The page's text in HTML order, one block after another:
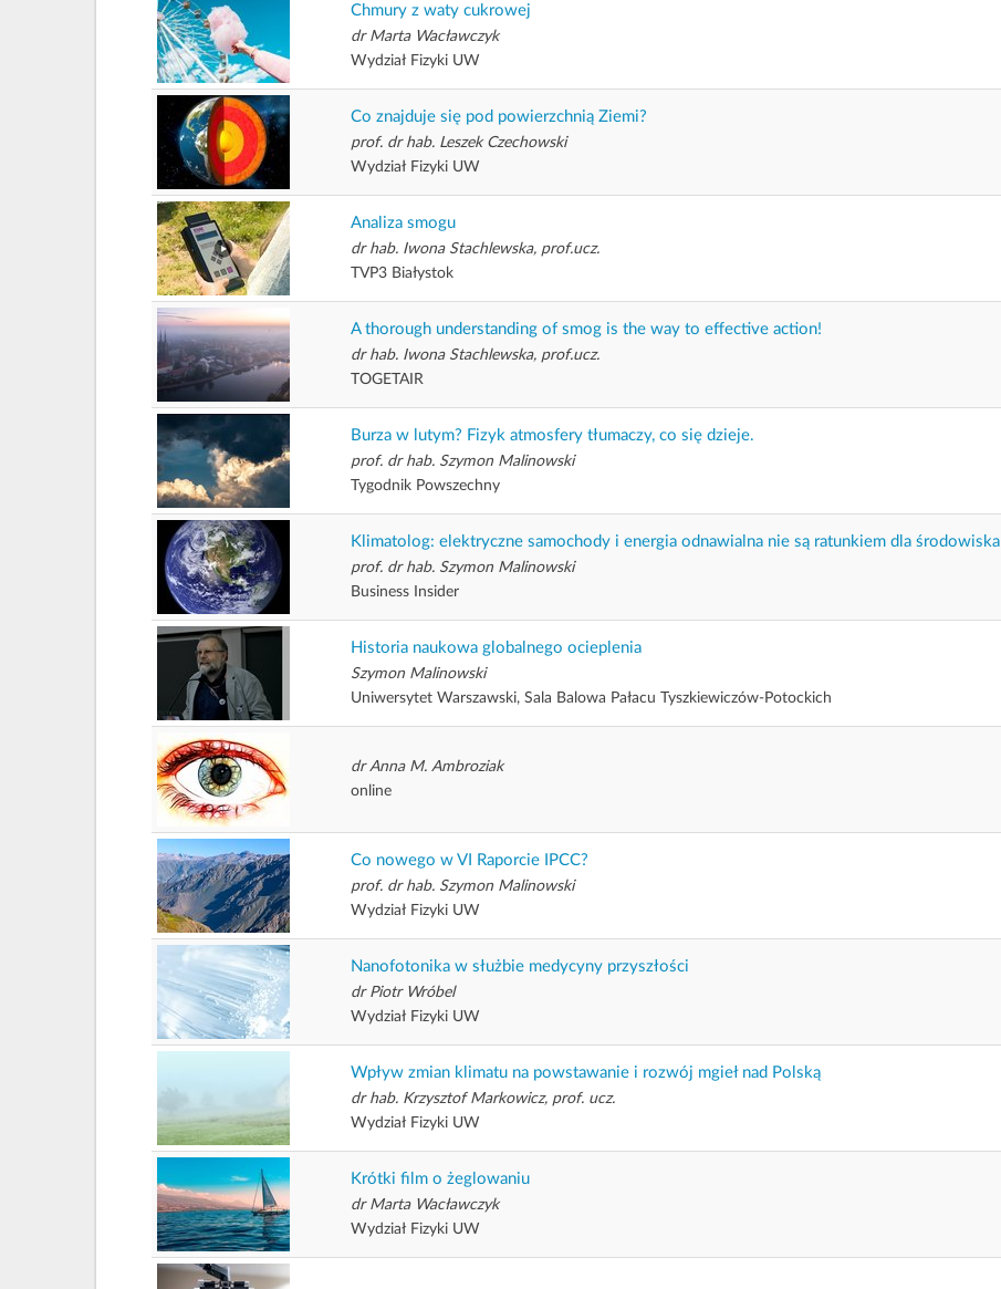
Chmury z waty cukrowej
dr Marta Wacławczyk
Wydział Fizyki UW
Co znajduje się pod powierzchnią Ziemi?
prof. dr hab. Leszek Czechowski
Wydział Fizyki UW
Analiza smogu
dr hab. Iwona Stachlewska, prof.ucz.
TVP3 Białystok
A thorough understanding of smog is the way to effective action!
dr hab. Iwona Stachlewska, prof.ucz.
TOGETAIR
Burza w lutym? Fizyk atmosfery tłumaczy, co się dzieje.
prof. dr hab. Szymon Malinowski
Tygodnik Powszechny
Klimatolog: elektryczne samochody i energia odnawialna nie są ratunkiem dla środowiska
prof. dr hab. Szymon Malinowski
Business Insider
Historia naukowa globalnego ocieplenia
Szymon Malinowski
Uniwersytet Warszawski, Sala Balowa Pałacu Tyszkiewiczów-Potockich
dr Anna M. Ambroziak
online
Co nowego w VI Raporcie IPCC?
prof. dr hab. Szymon Malinowski
Wydział Fizyki UW
Nanofotonika w służbie medycyny przyszłości
dr Piotr Wróbel
Wydział Fizyki UW
Wpływ zmian klimatu na powstawanie i rozwój mgieł nad Polską
dr hab. Krzysztof Markowicz, prof. ucz.
Wydział Fizyki UW
Krótki film o żeglowaniu
dr Marta Wacławczyk
Wydział Fizyki UW